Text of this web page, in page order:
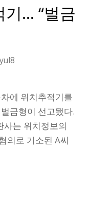
기… “벌금
에 위치추적기를
금형이 선고됐다.
사는 위치정보의
의로 기소된 A씨